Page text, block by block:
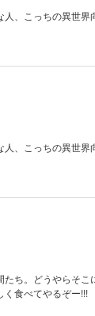
、こっちの異世
人、こっちの異世
ち。どうやらそ
く食べてやるぞー!!!